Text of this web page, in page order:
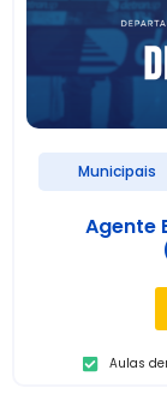
Municipais
Agente
Aulas